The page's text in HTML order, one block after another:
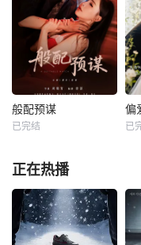
般配预谋
已完结
偏
已
正在热播